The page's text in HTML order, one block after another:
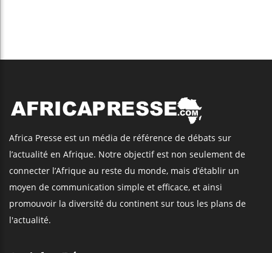
Africa Presse est un média de référence de débats sur
l’actualité en Afrique. Notre objectif est non seulement de
connecter l’Afrique au reste du monde, mais d’établir un
moyen de communication simple et efficace, et ainsi
promouvoir la diversité du continent sur tous les plans de
l'actualité.